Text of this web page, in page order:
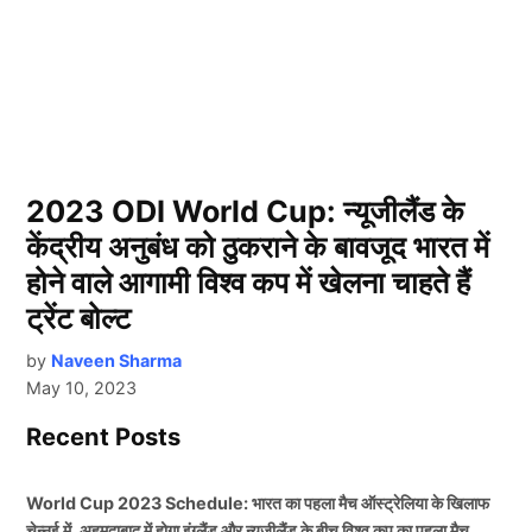
2023 ODI World Cup: न्यूजीलैंड के
केंद्रीय अनुबंध को ठुकराने के बावजूद भारत में
होने वाले आगामी विश्व कप में खेलना चाहते हैं
ट्रेंट बोल्ट
by Naveen Sharma
May 10, 2023
Recent Posts
World Cup 2023 Schedule: भारत का पहला मैच ऑस्ट्रेलिया के खिलाफ